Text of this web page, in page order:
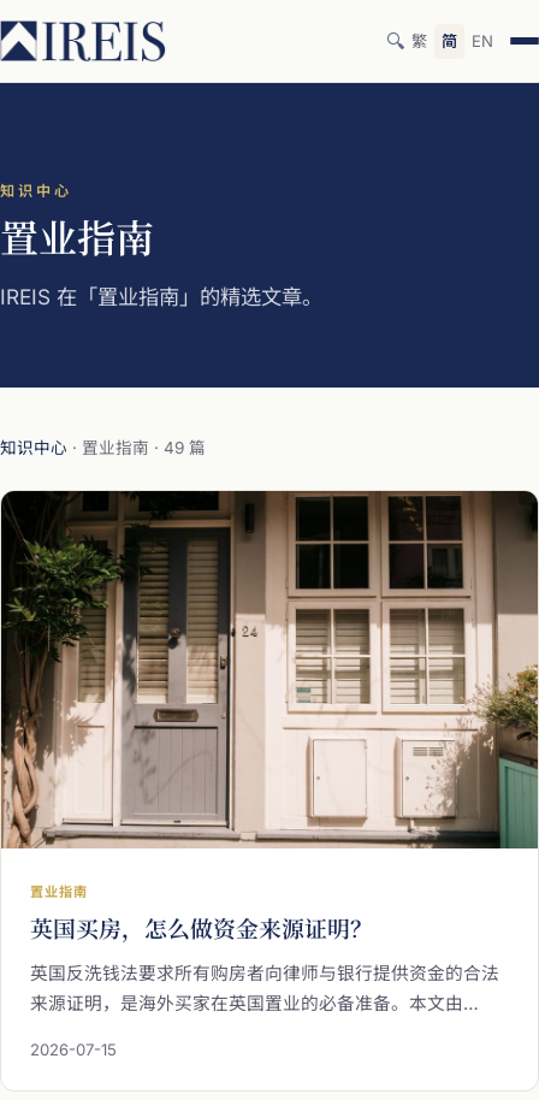
🔍 繁 简 EN
知识中心
置业指南
IREIS 在「置业指南」的精选文章。
知识中心 · 置业指南 · 49 篇
置业指南
英国买房，怎么做资金来源证明？
英国反洗钱法要求所有购房者向律师与银行提供资金的合法
来源证明，是海外买家在英国置业的必备准备。本文由
及借款）与实际所需文件清单，助力海外买家提早备齐，让
2026-07-15